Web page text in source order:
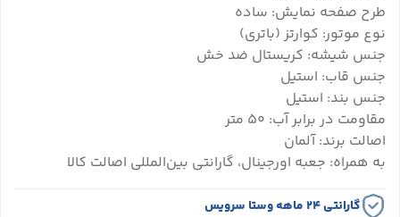
طرح صفحه نمایش: ساده
نوع موتور: کوارتز (باتری)
جنس شیشه: کریستال ضد خش
جنس قاب: استیل
جنس بند: استیل
مقاومت در برابر آب: ۵۰ متر
اصالت برند: آلمان
به همراه: جعبه اورجینال، گارانتی بین‌المللی اصالت کالا
گارانتی ۲۴ ماهه وستا سرویس